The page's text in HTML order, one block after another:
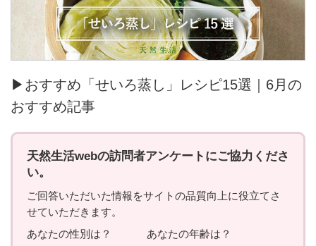
▶おすすめ「せいろ蒸し」レシピ15選｜6月の
おすすめ記事